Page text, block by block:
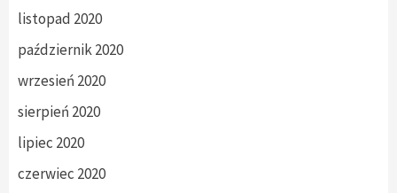
listopad 2020
październik 2020
wrzesień 2020
sierpień 2020
lipiec 2020
czerwiec 2020